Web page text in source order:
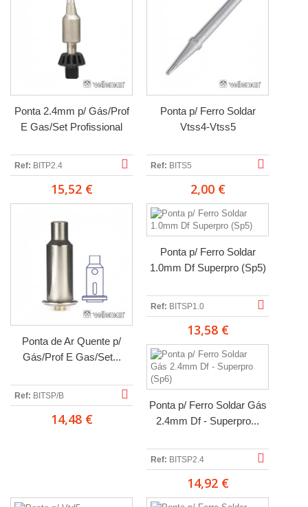
Ponta 2.4mm p/ Gás/Prof
E Gas/Set Profissional
Ref: BITP2.4
15,52 €
Ponta p/ Ferro Soldar
Vtss4-Vtss5
Ref: BITS5
2,00 €
Ponta de Ar Quente p/
Gás/Prof E Gas/Set...
Ref: BITSP/B
14,48 €
Ponta p/ Ferro Soldar
1.0mm Df Superpro (Sp5)
Ref: BITSP1.0
13,58 €
Ponta p/ Ferro Soldar Gás
2.4mm Df - Superpro...
Ref: BITSP2.4
14,92 €